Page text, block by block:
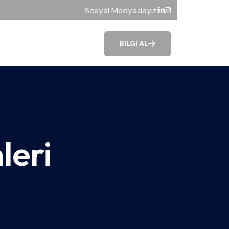
Sosyal Medyadayız:
BILGI AL